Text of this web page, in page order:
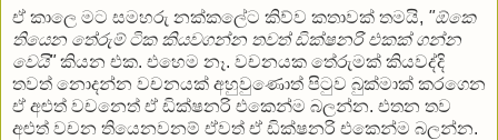
ඒ කාලෙ මට සමහරු නක්කලේට කිව්ව කතාවක් තමයි, "ඕකෙ
තියෙන තේරුම් ටික කියවගන්න තවත් ඩික්ෂනරි එකක් ගන්න
වෙයි" කියන එක. එහෙම නෑ. වචනයක තේරුමක් කියවද්දි
තවත් නොදන්න වචනයක් අහුවුණොත් පිටුව බුක්මාක් කරගෙන
ඒ අළුත් වචනෙත් ඒ ඩික්ෂනරි එකෙන්ම බලන්න. එතන තව
අළුත් වචන තියෙනවනම් ඒවත් ඒ ඩික්ෂනරි එකෙන්ම බලන්න.